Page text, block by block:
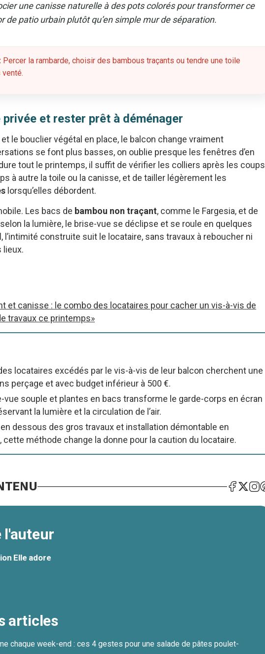
une canisse naturelle à des pots colorés pour transformer ce
de patio urbain plutôt qu’en simple mur de séparation.
Percer la rambarde, choisir des bambous traçants ou tendre une toile
et rester prêt à déménager
le bouclier végétal en place, le balcon change vraiment
se font plus basses, on oublie presque les fenêtres d’en
tout le printemps, il suffit de vérifier les colliers après les coups
à autre la toile ou la canisse, et de tailler légèrement les
lorsqu’elles débordent.
Les bacs de bambou non traçant, comme le Fargesia, et de
la lumière, le brise-vue se déclipse et se roule en quelques
l’intimité construite suit le locataire, sans travaux à reboucher ni
lieux.
et canisse : le combo des locataires pour cacher un vis-à-vis de
travaux ce printemps»
locataires excédés par le vis-à-vis de leur balcon cherchent une
perçage et avec budget inférieur à 500 €.
vue souple et plantes en bacs transforme le garde-corps en écran
la lumière et la circulation de l’air.
dessous des gros travaux et installation démontable en
méthode change la donne pour la caution du locataire.
l'auteur
Elle adore
articles
chaque week-end : ces 4 gestes pour une salade de pâtes poulet-